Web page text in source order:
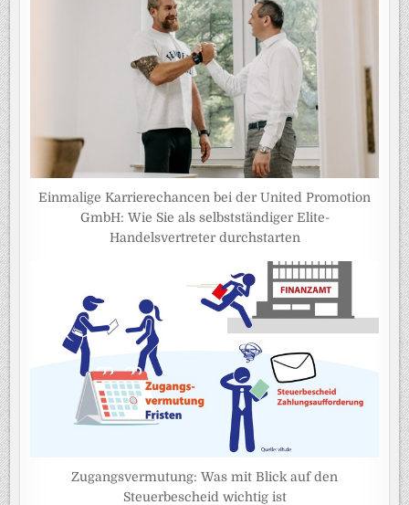
Einmalige Karrierechancen bei der United Promotion
GmbH: Wie Sie als selbstständiger Elite-
Handelsvertreter durchstarten
Zugangsvermutung: Was mit Blick auf den
Steuerbescheid wichtig ist